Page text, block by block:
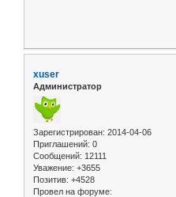
xuser
Администратор
Зарегистрирован: 2014-04-06
Приглашений: 0
Сообщений: 12111
Уважение: +3655
Позитив: +4528
Провел на форуме: